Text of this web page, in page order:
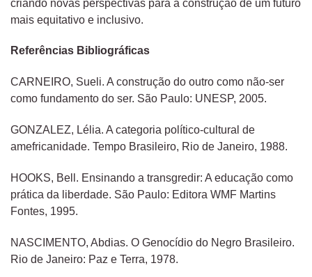
criando novas perspectivas para a construção de um futuro
mais equitativo e inclusivo.
Referências Bibliográficas
CARNEIRO, Sueli. A construção do outro como não-ser
como fundamento do ser. São Paulo: UNESP, 2005.
GONZALEZ, Lélia. A categoria político-cultural de
amefricanidade. Tempo Brasileiro, Rio de Janeiro, 1988.
HOOKS, Bell. Ensinando a transgredir: A educação como
prática da liberdade. São Paulo: Editora WMF Martins
Fontes, 1995.
NASCIMENTO, Abdias. O Genocídio do Negro Brasileiro.
Rio de Janeiro: Paz e Terra, 1978.